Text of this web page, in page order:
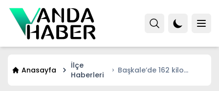
Anasayfa
İlçe
Haberleri
Başkale’de 162 kilo